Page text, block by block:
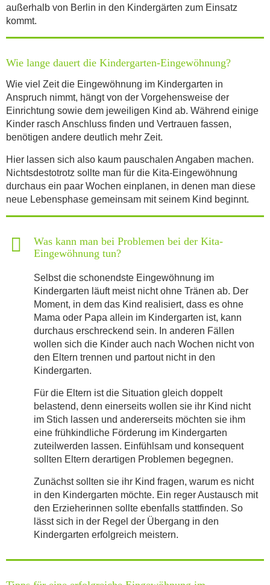
außerhalb von Berlin in den Kindergärten zum Einsatz
kommt.
Wie lange dauert die Kindergarten-Eingewöhnung?
Wie viel Zeit die Eingewöhnung im Kindergarten in
Anspruch nimmt, hängt von der Vorgehensweise der
Einrichtung sowie dem jeweiligen Kind ab. Während einige
Kinder rasch Anschluss finden und Vertrauen fassen,
benötigen andere deutlich mehr Zeit.
Hier lassen sich also kaum pauschalen Angaben machen.
Nichtsdestotrotz sollte man für die Kita-Eingewöhnung
durchaus ein paar Wochen einplanen, in denen man diese
neue Lebensphase gemeinsam mit seinem Kind beginnt.
Was kann man bei Problemen bei der Kita-
Eingewöhnung tun?
Selbst die schonendste Eingewöhnung im
Kindergarten läuft meist nicht ohne Tränen ab. Der
Moment, in dem das Kind realisiert, dass es ohne
Mama oder Papa allein im Kindergarten ist, kann
durchaus erschreckend sein. In anderen Fällen
wollen sich die Kinder auch nach Wochen nicht von
den Eltern trennen und partout nicht in den
Kindergarten.
Für die Eltern ist die Situation gleich doppelt
belastend, denn einerseits wollen sie ihr Kind nicht
im Stich lassen und andererseits möchten sie ihm
eine frühkindliche Förderung im Kindergarten
zuteilwerden lassen. Einfühlsam und konsequent
sollten Eltern derartigen Problemen begegnen.
Zunächst sollten sie ihr Kind fragen, warum es nicht
in den Kindergarten möchte. Ein reger Austausch mit
den Erzieherinnen sollte ebenfalls stattfinden. So
lässt sich in der Regel der Übergang in den
Kindergarten erfolgreich meistern.